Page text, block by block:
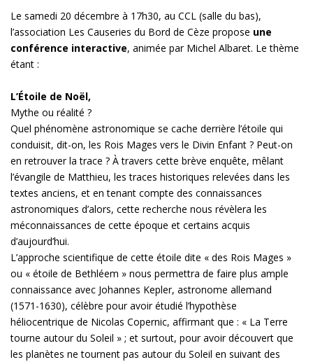
Le samedi 20 décembre à 17h30, au CCL (salle du bas),
l’association Les Causeries du Bord de Cèze propose une
conférence interactive, animée par Michel Albaret. Le thème
étant :
L’Étoile de Noël,
Mythe ou réalité ?
Quel phénomène astronomique se cache derrière l’étoile qui
conduisit, dit-on, les Rois Mages vers le Divin Enfant ? Peut-on
en retrouver la trace ? À travers cette brève enquête, mêlant
l’évangile de Matthieu, les traces historiques relevées dans les
textes anciens, et en tenant compte des connaissances
astronomiques d’alors, cette recherche nous révèlera les
méconnaissances de cette époque et certains acquis
d’aujourd’hui.
L’approche scientifique de cette étoile dite « des Rois Mages »
ou « étoile de Bethléem » nous permettra de faire plus ample
connaissance avec Johannes Kepler, astronome allemand
(1571-1630), célèbre pour avoir étudié l’hypothèse
héliocentrique de Nicolas Copernic, affirmant que : « La Terre
tourne autour du Soleil » ; et surtout, pour avoir découvert que
les planètes ne tournent pas autour du Soleil en suivant des